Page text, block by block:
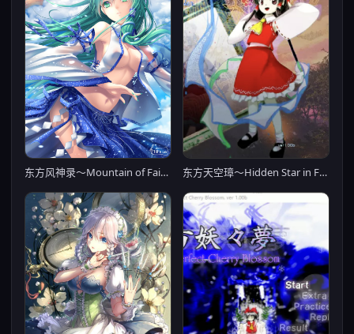
东方风神录～Mountain of Faith～ 东方天空璋～Hidden Star in Four Seasons～